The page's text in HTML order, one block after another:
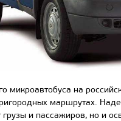
на
маршрутах.
грузы и пассажиров, но и